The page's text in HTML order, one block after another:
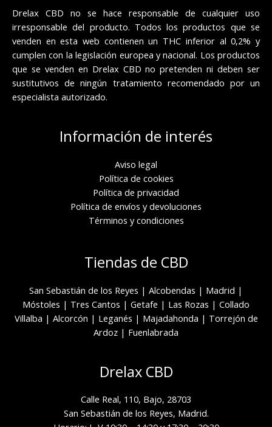
Drelax CBD no se hace responsable de cualquier uso
irresponsable del producto. Todos los productos que se
venden en esta web contienen un THC inferior al 0,2% y
cumplen con la legislación europea y nacional. Los productos
que se venden en Drelax CBD no pretenden ni deben ser
sustitutivos de ningún tratamiento recomendado por un
especialista autorizado.
Información de interés
Aviso legal
Política de cookies
Política de privacidad
Política de envíos y devoluciones
Términos y condiciones
Tiendas de CBD
San Sebastián de los Reyes | Alcobendas | Madrid |
Móstoles | Tres Cantos | Getafe | Las Rozas | Collado
Villalba | Alcorcón | Leganés | Majadahonda | Torrejón de
Ardoz | Fuenlabrada
Drelax CBD
Calle Real, 110, Bajo, 28703
San Sebastián de los Reyes, Madrid.